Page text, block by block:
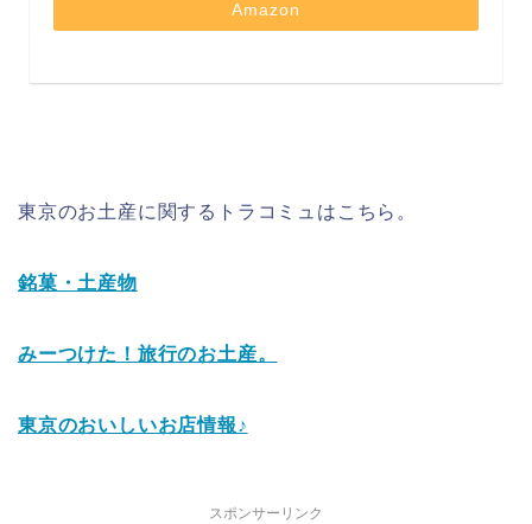
Amazon
東京のお土産に関するトラコミュはこちら。
銘菓・土産物
みーつけた！旅行のお土産。
東京のおいしいお店情報♪
スポンサーリンク